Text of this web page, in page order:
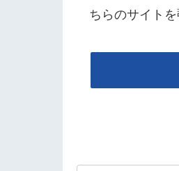
ちらのサイトを